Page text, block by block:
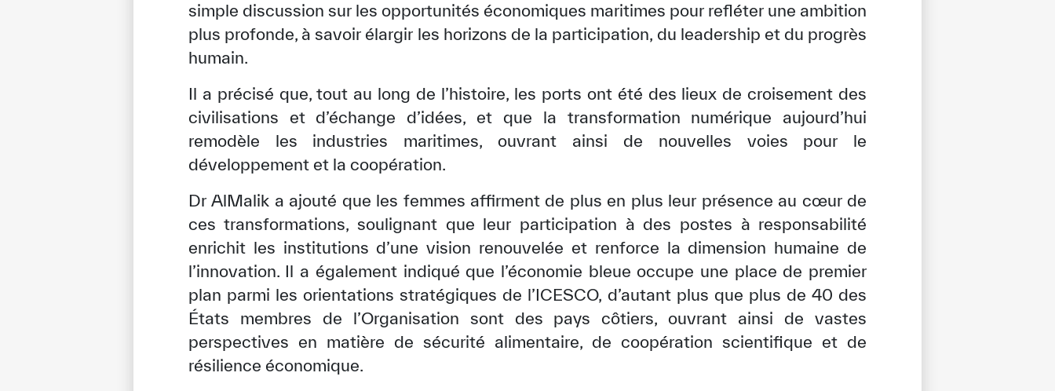
simple discussion sur les opportunités économiques maritimes pour refléter une ambition
plus profonde, à savoir élargir les horizons de la participation, du leadership et du progrès
humain.
Il a précisé que, tout au long de l’histoire, les ports ont été des lieux de croisement des
civilisations et d’échange d’idées, et que la transformation numérique aujourd’hui
remodèle les industries maritimes, ouvrant ainsi de nouvelles voies pour le
développement et la coopération.
Dr AlMalik a ajouté que les femmes affirment de plus en plus leur présence au cœur de
ces transformations, soulignant que leur participation à des postes à responsabilité
enrichit les institutions d’une vision renouvelée et renforce la dimension humaine de
l’innovation. Il a également indiqué que l’économie bleue occupe une place de premier
plan parmi les orientations stratégiques de l’ICESCO, d’autant plus que plus de 40 des
États membres de l’Organisation sont des pays côtiers, ouvrant ainsi de vastes
perspectives en matière de sécurité alimentaire, de coopération scientifique et de
résilience économique.